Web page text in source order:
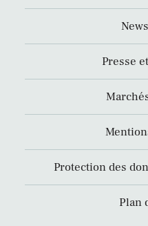
Presse
Protection des
Plan